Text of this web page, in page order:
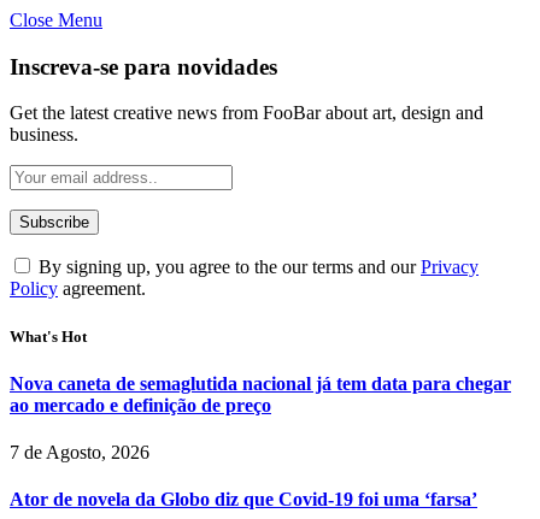
Close Menu
Inscreva-se para novidades
Get the latest creative news from FooBar about art, design and
business.
By signing up, you agree to the our terms and ourPrivacy
Policy agreement.
What's Hot
Nova caneta de semaglutida nacional já tem data para chegar
ao mercado e definição de preço
7 de Agosto, 2026
Ator de novela da Globo diz que Covid-19 foi uma ‘farsa’